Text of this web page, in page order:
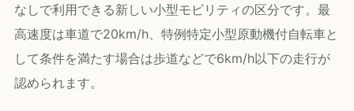
なしで利用できる新しい小型モビリティの区分です。最
高速度は車道で20km/h、特例特定小型原動機付自転車と
して条件を満たす場合は歩道などで6km/h以下の走行が
認められます。